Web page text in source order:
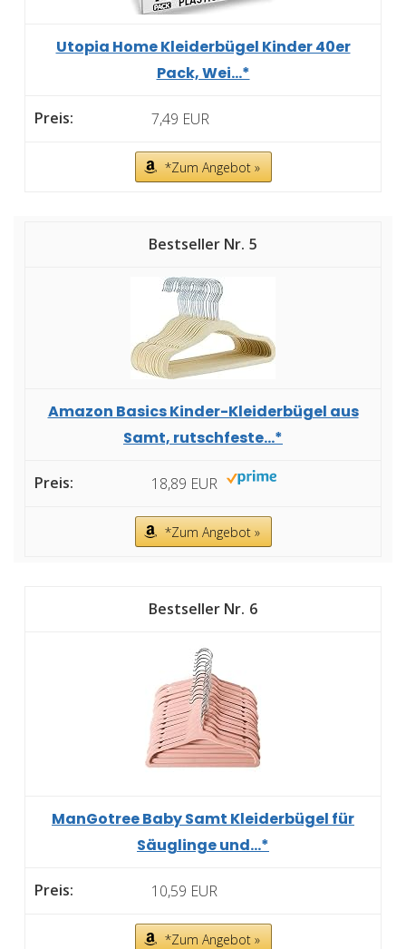
Utopia Home Kleiderbügel Kinder 40er
Pack, Wei...*
7,49 EUR
*Zum Angebot »
5
Amazon Basics Kinder-Kleiderbügel aus
Samt, rutschfeste...*
18,89 EUR
*Zum Angebot »
6
ManGotree Baby Samt Kleiderbügel für
Säuglinge und...*
10,59 EUR
*Zum Angebot »